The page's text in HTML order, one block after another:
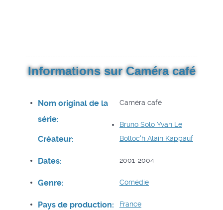
Informations sur Caméra café
Nom original de la
série:
Caméra café
Créateur:
Bruno Solo Yvan Le
Bolloc'h Alain Kappauf
Dates: 2001-2004
Genre: Comédie
Pays de production: France